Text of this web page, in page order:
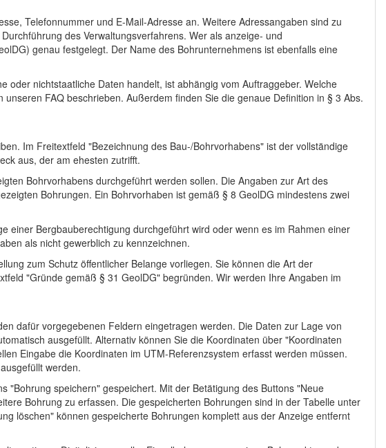
Telefonnummer und E-Mail-Adresse an. Weitere Adressangaben sind zu
des Verwaltungsverfahrens. Wer als anzeige- und
genau festgelegt. Der Name des Bohrunternehmens ist ebenfalls eine
nichtstaatliche Daten handelt, ist abhängig vom Auftraggeber. Welche
FAQ beschrieben. Außerdem finden Sie die genaue Definition in § 3 Abs.
Im Freitextfeld "Bezeichnung des Bau-/Bohrvorhabens" ist der vollständige
aus, der am ehesten zutrifft.
Bohrvorhabens durchgeführt werden sollen. Die Angaben zur Art des
Bohrungen. Ein Bohrvorhaben ist gemäß § 8 GeolDG mindestens zwei
einer Bergbauberechtigung durchgeführt wird oder wenn es im Rahmen einer
als nicht gewerblich zu kennzeichnen.
zum Schutz öffentlicher Belange vorliegen. Sie können die Art der
"Gründe gemäß § 31 GeolDG" begründen. Wir werden Ihre Angaben im
dafür vorgegebenen Feldern eingetragen werden. Die Daten zur Lage von
ausgefüllt. Alternativ können Sie die Koordinaten über "Koordinaten
Eingabe die Koordinaten im UTM-Referenzsystem erfasst werden müssen.
werden.
"Bohrung speichern" gespeichert. Mit der Betätigung des Buttons "Neue
Bohrung zu erfassen. Die gespeicherten Bohrungen sind in der Tabelle unter
löschen" können gespeicherte Bohrungen komplett aus der Anzeige entfernt